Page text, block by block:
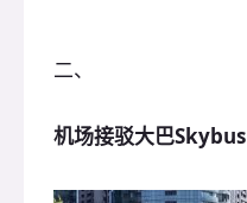
二、
机场接驳大巴Skybus